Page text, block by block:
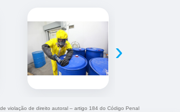
›
violação de direito autoral – artigo 184 do Código Penal